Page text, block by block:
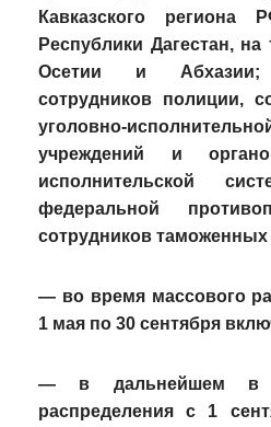
Кавказского региона
Республики Дагестан,
Осетии и Абхазии;
сотрудников полиции,
уголовно-
учреждений и
исполнительской
федеральной
сотрудников таможенных
— во время массового
1 мая по 30 сентября
— в дальнейшем в
распределения с 1